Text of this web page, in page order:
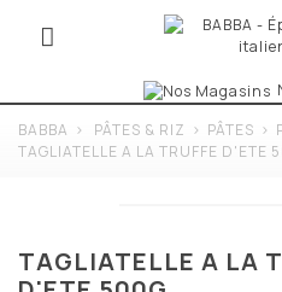
BABBA > PÂTES & RIZ > PÂTES >
TAGLIATELLE A LA TRUFFE D'ETE
TAGLIATELLE A LA